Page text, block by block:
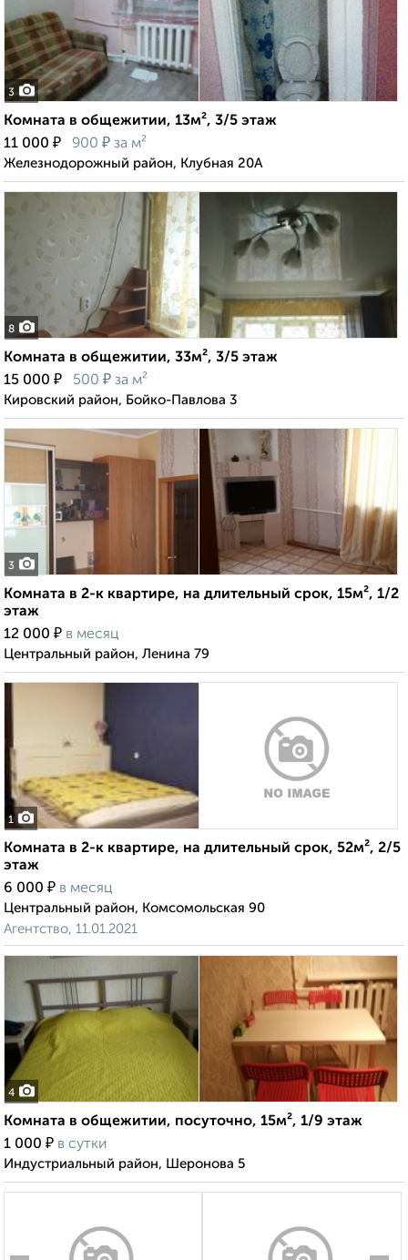
3
Комната в общежитии, 13м², 3/5 этаж
11 000 ₽ 900 ₽ за м²
Железнодорожный район, Клубная 20А
8
Комната в общежитии, 33м², 3/5 этаж
15 000 ₽ 500 ₽ за м²
Кировский район, Бойко-Павлова 3
3
Комната в 2-к квартире, на длительный срок, 15м², 1/2
этаж
12 000 ₽ в месяц
Центральный район, Ленина 79
1
Комната в 2-к квартире, на длительный срок, 52м², 2/5
этаж
6 000 ₽ в месяц
Центральный район, Комсомольская 90
Агентство, 11.01.2021
4
Комната в общежитии, посуточно, 15м², 1/9 этаж
1 000 ₽ в сутки
Индустриальный район, Шеронова 5